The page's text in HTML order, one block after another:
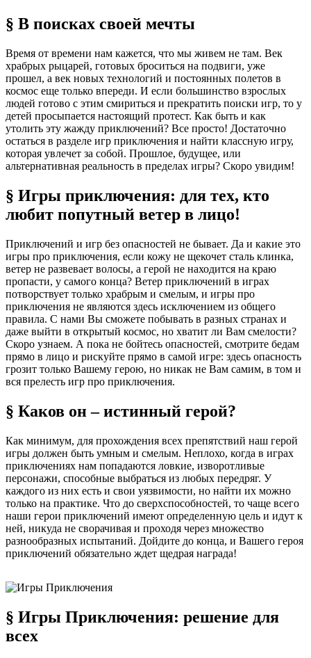
§ В поисках своей мечты
Время от времени нам кажется, что мы живем не там. Век
храбрых рыцарей, готовых броситься на подвиги, уже
прошел, а век новых технологий и постоянных полетов в
космос еще только впереди. И если большинство взрослых
людей готово с этим смириться и прекратить поиски игр, то у
детей просыпается настоящий протест. Как быть и как
утолить эту жажду приключений? Все просто! Достаточно
остаться в разделе игр приключения и найти классную игру,
которая увлечет за собой. Прошлое, будущее, или
альтернативная реальность в пределах игры? Скоро увидим!
§ Игры приключения: для тех, кто
любит попутный ветер в лицо!
Приключений и игр без опасностей не бывает. Да и какие это
игры про приключения, если кожу не щекочет сталь клинка,
ветер не развевает волосы, а герой не находится на краю
пропасти, у самого конца? Ветер приключений в играх
потворствует только храбрым и смелым, и игры про
приключения не являются здесь исключением из общего
правила. С нами Вы сможете побывать в разных странах и
даже выйти в открытый космос, но хватит ли Вам смелости?
Скоро узнаем. А пока не бойтесь опасностей, смотрите бедам
прямо в лицо и рискуйте прямо в самой игре: здесь опасность
грозит только Вашему герою, но никак не Вам самим, в том и
вся прелесть игр про приключения.
§ Каков он – истинный герой?
Как минимум, для прохождения всех препятствий наш герой
игры должен быть умным и смелым. Неплохо, когда в играх
приключениях нам попадаются ловкие, изворотливые
персонажи, способные выбраться из любых передряг. У
каждого из них есть и свои уязвимости, но найти их можно
только на практике. Что до сверхспособностей, то чаще всего
наши герои приключений имеют определенную цель и идут к
ней, никуда не сворачивая и проходя через множество
разнообразных испытаний. Дойдите до конца, и Вашего героя
приключений обязательно ждет щедрая награда!
§ Игры Приключения: решение для
всех